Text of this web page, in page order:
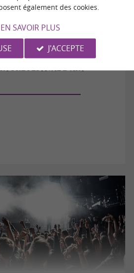
FESTIVAL D'ART
également des cookies.
EN SAVOIR PLUS
J'ACCEPTE